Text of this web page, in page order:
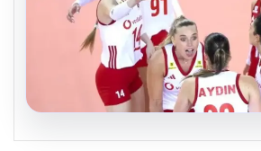
07.08.2026